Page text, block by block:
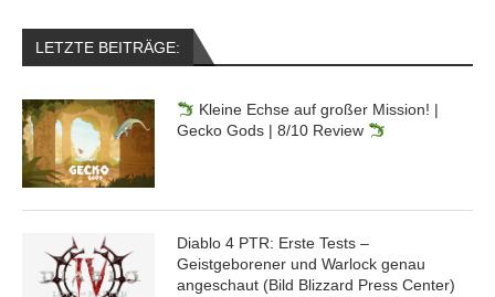
LETZTE BEITRÄGE:
Kleine Echse auf großer Mission! |
Gecko Gods | 8/10 Review
Diablo 4 PTR: Erste Tests –
Geistgeborener und Warlock genau
angeschaut (Bild Blizzard Press Center)